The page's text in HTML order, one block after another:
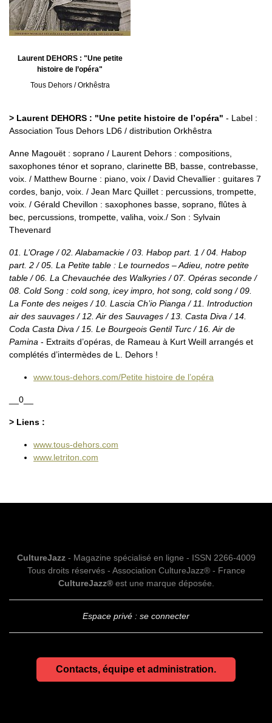
Laurent DEHORS : "Une petite
histoire de l’opéra"
Tous Dehors / Orkhêstra
> Laurent DEHORS : "Une petite histoire de l’opéra" - Label :
Association Tous Dehors LD6 / distribution Orkhêstra
Anne Magouët : soprano / Laurent Dehors : compositions,
saxophones ténor et soprano, clarinette BB, basse, contrebasse,
voix. / Matthew Bourne : piano, voix / David Chevallier : guitares 7
cordes, banjo, voix. / Jean Marc Quillet : percussions, trompette,
voix. / Gérald Chevillon : saxophones basse, soprano, flûtes à
bec, percussions, trompette, valiha, voix./ Son : Sylvain
Thevenard
01. L’Orage / 02. Alabamackie / 03. Habop part. 1 / 04. Habop
part. 2 / 05. La Petite table : Le tournedos – Adieu, notre petite
table / 06. La Chevauchée des Walkyries / 07. Opéras seconde /
08. Cold Song : cold song, icey impro, hot song, cold song / 09.
La Fonte des neiges / 10. Lascia Ch’io Pianga / 11. Introduction
air des sauvages / 12. Air des Sauvages / 13. Casta Diva / 14.
Coda Casta Diva / 15. Le Bourgeois Gentil Turc / 16. Air de
Pamina - Extraits d’opéras, de Rameau à Kurt Weill arrangés et
complétés d’intermèdes de L. Dehors !
www.tous-dehors.com/Petite histoire de l’opéra
__0__
> Liens :
www.tous-dehors.com
www.letriton.com
CultureJazz- Magazine spécialisé en ligne - ISSN 2266-4009
Tous droits réservés - Association CultureJazz® - France
CultureJazz®est une marque déposée.
Espace privé : se connecter
Contacts, équipe et administration.